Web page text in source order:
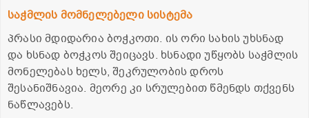
საჭმლის მომნელებელი სისტემა
პრასი მდიდარია ბოჭკოთი. ის ორი სახის უხსნად
და ხსნად ბოჭკოს შეიცავს. ხსნადი უწყობს საჭმლის
მონელებას ხელს, შეკრულობის დროს
შესანიშნავია. მეორე კი სრულებით წმენდს თქვენს
ნაწლავებს.